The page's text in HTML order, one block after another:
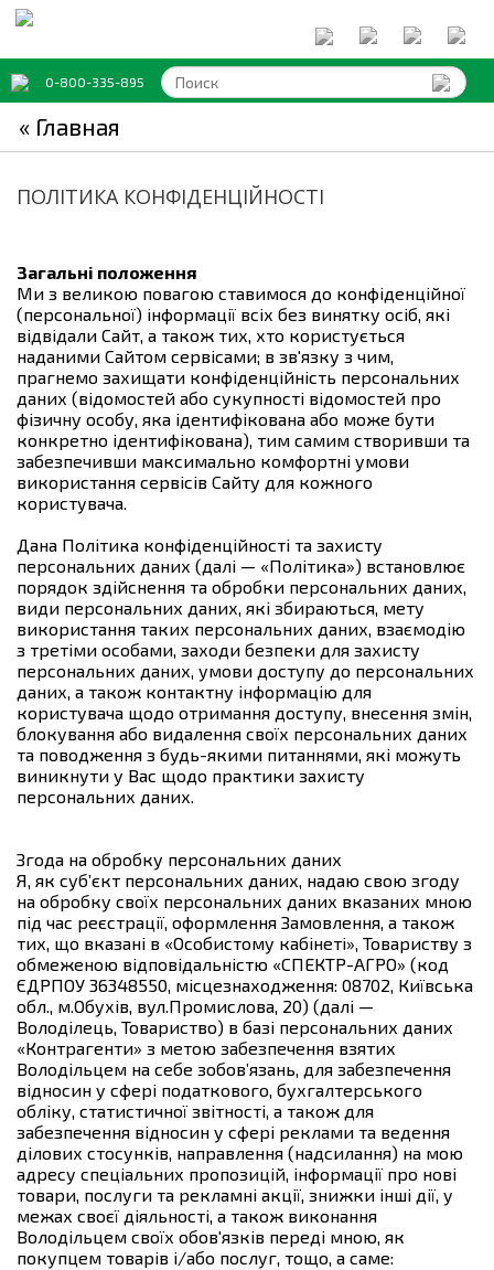
0-800-335-895
« Главная
ПОЛІТИКА КОНФІДЕНЦІЙНОСТІ
Загальні положення
Ми з великою повагою ставимося до конфіденційної
(персональної) інформації всіх без винятку осіб, які
відвідали Сайт, а також тих, хто користується
наданими Сайтом сервісами; в зв'язку з чим,
прагнемо захищати конфіденційність персональних
даних (відомостей або сукупності відомостей про
фізичну особу, яка ідентифікована або може бути
конкретно ідентифікована), тим самим створивши та
забезпечивши максимально комфортні умови
використання сервісів Сайту для кожного
користувача.
Дана Політика конфіденційності та захисту
персональних даних (далі — «Політика») встановлює
порядок здійснення та обробки персональних даних,
види персональних даних, які збираються, мету
використання таких персональних даних, взаємодію
з третіми особами, заходи безпеки для захисту
персональних даних, умови доступу до персональних
даних, а також контактну інформацію для
користувача щодо отримання доступу, внесення змін,
блокування або видалення своїх персональних даних
та поводження з будь-якими питаннями, які можуть
виникнути у Вас щодо практики захисту
персональних даних.
Згода на обробку персональних даних
Я, як суб’єкт персональних даних, надаю свою згоду
на обробку своїх персональних даних вказаних мною
під час реєстрації, оформлення Замовлення, а також
тих, що вказані в «Особистому кабінеті», Товариству з
обмеженою відповідальністю «СПЕКТР-АГРО» (код
ЄДРПОУ 36348550, місцезнаходження: 08702, Київська
обл., м.Обухів, вул.Промислова, 20) (далі —
Володілець, Товариство) в базі персональних даних
«Контрагенти» з метою забезпечення взятих
Володільцем на себе зобов’язань, для забезпечення
відносин у сфері податкового, бухгалтерського
обліку, статистичної звітності, а також для
забезпечення відносин у сфері реклами та ведення
ділових стосунків, направлення (надсилання) на мою
адресу спеціальних пропозицій, інформації про нові
товари, послуги та рекламні акції, знижки інші дії, у
межах своєї діяльності, а також виконання
Володільцем своїх обов'язків переді мною, як
покупцем товарів і/або послуг, тощо, а саме: